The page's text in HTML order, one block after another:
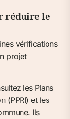
réduire le
vérifications
projet
les Plans
(PPRI) et les
Ils